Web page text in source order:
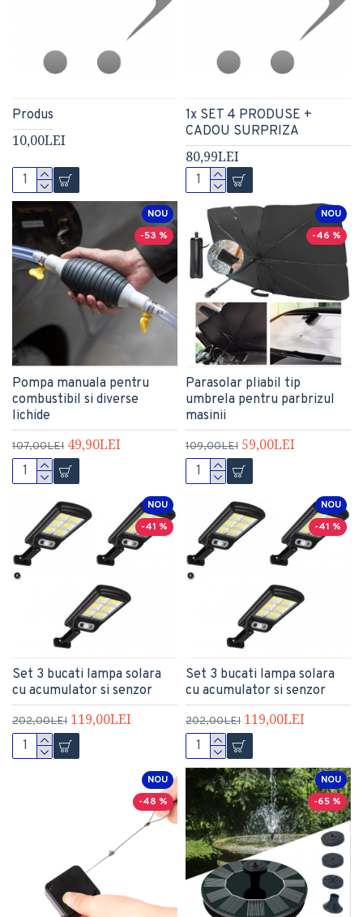
Produs
10,00LEI
1x SET 4 PRODUSE +
CADOU SURPRIZA
80,99LEI
NOU
-53 %
Pompa manuala pentru
combustibil si diverse
lichide
107,00LEI 49,90LEI
NOU
-46 %
Parasolar pliabil tip
umbrela pentru parbrizul
masinii
109,00LEI 59,00LEI
NOU
-41 %
Set 3 bucati lampa solara
cu acumulator si senzor
202,00LEI 119,00LEI
NOU
-41 %
Set 3 bucati lampa solara
cu acumulator si senzor
202,00LEI 119,00LEI
NOU
-48 %
NOU
-65 %